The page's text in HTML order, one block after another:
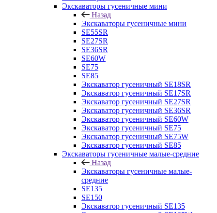
Экскаваторы гусеничные мини
Назад
Экскаваторы гусеничные мини
SE55SR
SE27SR
SE36SR
SE60W
SE75
SE85
Экскаватор гусеничный SE18SR
Экскаватор гусеничный SE17SR
Экскаватор гусеничный SE27SR
Экскаватор гусеничный SE36SR
Экскаватор гусеничный SE60W
Экскаватор гусеничный SE75
Экскаватор гусеничный SE75W
Экскаватор гусеничный SE85
Экскаваторы гусеничные малые-средние
Назад
Экскаваторы гусеничные малые-
средние
SE135
SE150
Экскаватор гусеничный SE135